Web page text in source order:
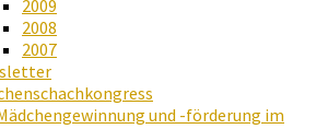
2009
2008
2007
und -förderung im